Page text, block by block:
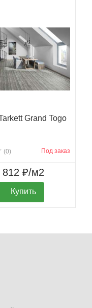
Grand Togo
(0) Под заказ
812 ₽/м2
Купить